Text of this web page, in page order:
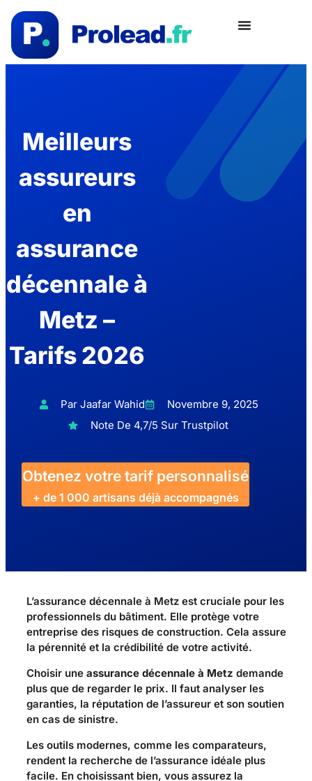
Meilleurs
assureurs
en
assurance
décennale à
Metz –
Tarifs 2026
Par Jaafar Wahid
Novembre 9, 2025
Note De 4,7/5 Sur Trustpilot
Obtenez votre tarif personnalisé
+ de 1 000 artisans déjà accompagnés
L’assurance décennale à Metz est cruciale pour les
professionnels du bâtiment. Elle protège votre
entreprise des risques de construction. Cela assure
la pérennité et la crédibilité de votre activité.
Choisir une assurance décennale à Metz demande
plus que de regarder le prix. Il faut analyser les
garanties, la réputation de l’assureur et son soutien
en cas de sinistre.
Les outils modernes, comme les comparateurs,
rendent la recherche de l’assurance idéale plus
facile. En choisissant bien, vous assurez la